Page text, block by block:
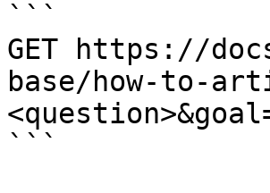
```
GET https://
base/how-to-
```